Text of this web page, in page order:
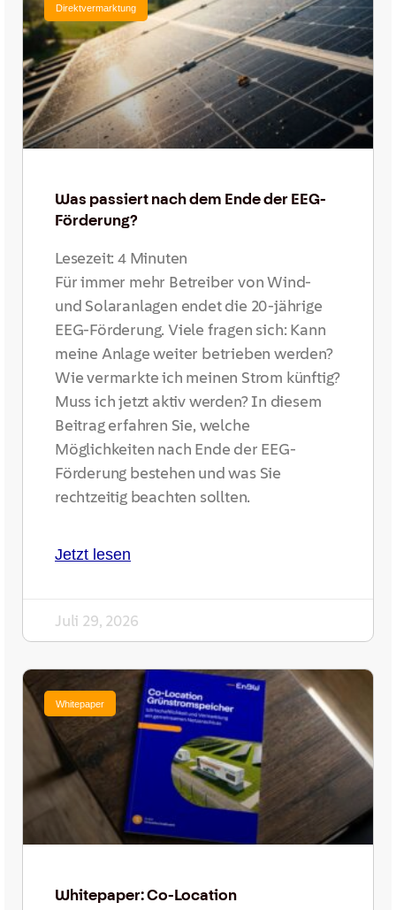
Direktvermarktung
Was passiert nach dem Ende der EEG-
Förderung?
Lesezeit: 4 Minuten
Für immer mehr Betreiber von Wind-
und Solaranlagen endet die 20-jährige
EEG-Förderung. Viele fragen sich: Kann
meine Anlage weiter betrieben werden?
Wie vermarkte ich meinen Strom künftig?
Muss ich jetzt aktiv werden? In diesem
Beitrag erfahren Sie, welche
Möglichkeiten nach Ende der EEG-
Förderung bestehen und was Sie
rechtzeitig beachten sollten.
Jetzt lesen
Juli 29, 2026
Whitepaper
Whitepaper: Co-Location